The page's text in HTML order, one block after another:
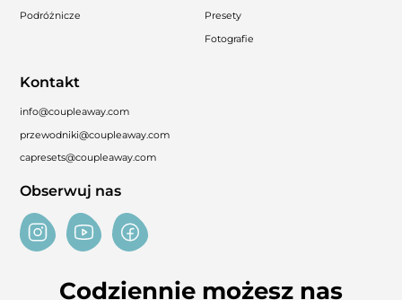
Podróżnicze
Presety
Fotografie
Kontakt
info@coupleaway.com
przewodniki@coupleaway.com
capresets@coupleaway.com
Obserwuj nas
Codziennie możesz nas